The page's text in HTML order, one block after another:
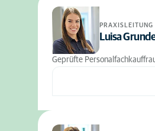
PRAXISLEITUNG
Luisa
Geprüfte